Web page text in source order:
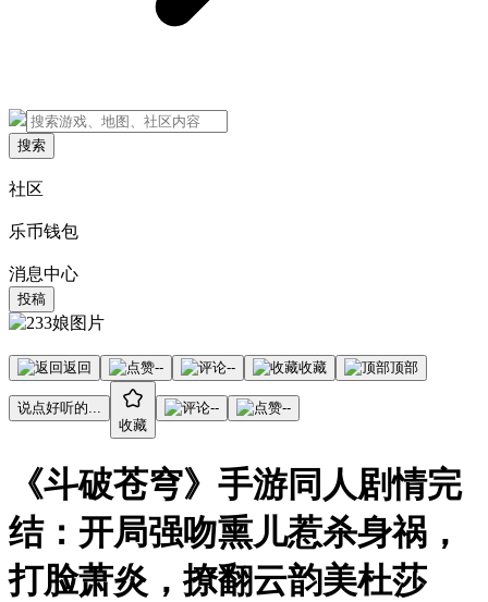
搜索
社区
乐币钱包
消息中心
投稿
返回 -- -- 收藏 顶部
说点好听的...
收藏
-- --
《斗破苍穹》手游同人剧情完
结：开局强吻熏儿惹杀身祸，
打脸萧炎，撩翻云韵美杜莎